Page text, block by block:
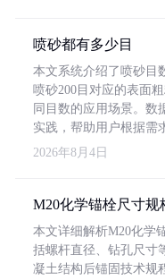
喷砂都有多少目
本文系统介绍了喷砂目
喷砂200目对应的表面
同目数的应用场景。数
实践，帮助用户根据需
2026年8月4日
M20化学锚栓尺寸
本文详细解析M20化学
括螺杆直径、钻孔尺寸
凝土结构后锚固技术规